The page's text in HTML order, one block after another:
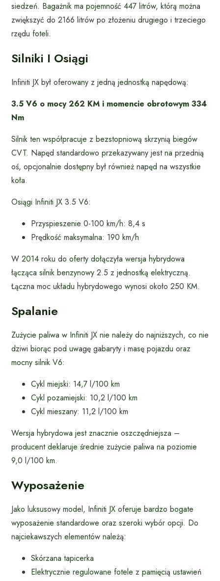
siedzeń. Bagażnik ma pojemność 447 litrów, którą można
zwiększyć do 2166 litrów po złożeniu drugiego i trzeciego
rzędu foteli.
Silniki I Osiągi
Infiniti JX był oferowany z jedną jednostką napędową:
3.5 V6 o mocy 262 KM i momencie obrotowym 334
Nm
Silnik ten współpracuje z bezstopniową skrzynią biegów
CVT. Napęd standardowo przekazywany jest na przednią
oś, opcjonalnie dostępny był również napęd na wszystkie
koła.
Osiągi Infiniti JX 3.5 V6:
Przyspieszenie 0-100 km/h: 8,4 s
Prędkość maksymalna: 190 km/h
W 2014 roku do oferty dołączyła wersja hybrydowa
łącząca silnik benzynowy 2.5 z jednostką elektryczną.
Łączna moc układu hybrydowego wynosi około 250 KM.
Spalanie
Zużycie paliwa w Infiniti JX nie należy do najniższych, co nie
dziwi biorąc pod uwagę gabaryty i masę pojazdu oraz
mocny silnik V6:
Cykl miejski: 14,7 l/100 km
Cykl pozamiejski: 10,2 l/100 km
Cykl mieszany: 11,2 l/100 km
Wersja hybrydowa jest znacznie oszczędniejsza –
producent deklaruje średnie zużycie paliwa na poziomie
9,0 l/100 km.
Wyposażenie
Jako luksusowy model, Infiniti JX oferuje bardzo bogate
wyposażenie standardowe oraz szeroki wybór opcji. Do
najciekawszych elementów należą:
Skórzana tapicerka
Elektrycznie regulowane fotele z pamięcią ustawień